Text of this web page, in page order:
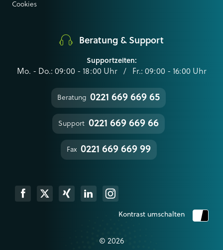
Cookies
Beratung & Support
Supportzeiten:
Mo. - Do.: 09:00 - 18:00 Uhr / Fr.: 09:00 - 16:00 Uhr
Beratung 0221 669 669 65
Support 0221 669 669 66
Fax 0221 669 669 99
Xing LinkedinInstagram
Kontrast umschalten
© 2026